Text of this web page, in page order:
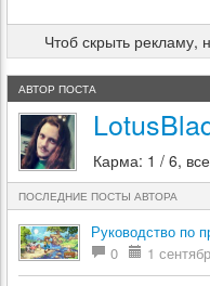
Чтоб скрыть рекламу,
АВТОР ПОСТА
Карма: 1 / 6,
ПОСЛЕДНИЕ ПОСТЫ АВТОРА
Руководство по
0
1